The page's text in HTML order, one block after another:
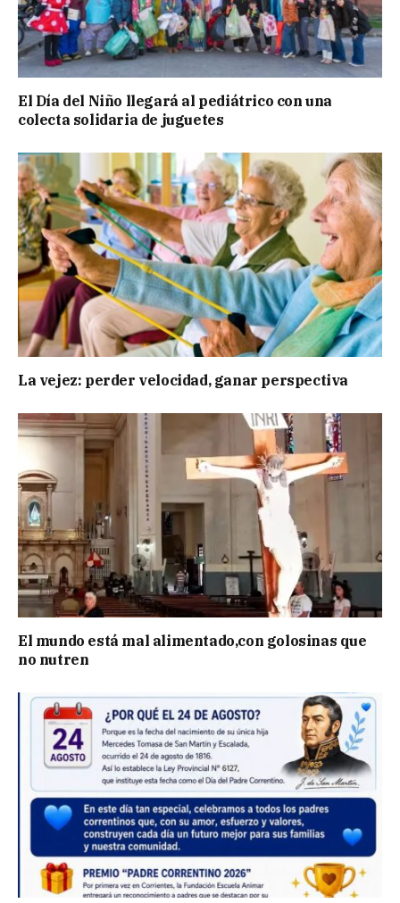
El Día del Niño llegará al pediátrico con una
colecta solidaria de juguetes
La vejez: perder velocidad, ganar perspectiva
El mundo está mal alimentado,con golosinas que
no nutren